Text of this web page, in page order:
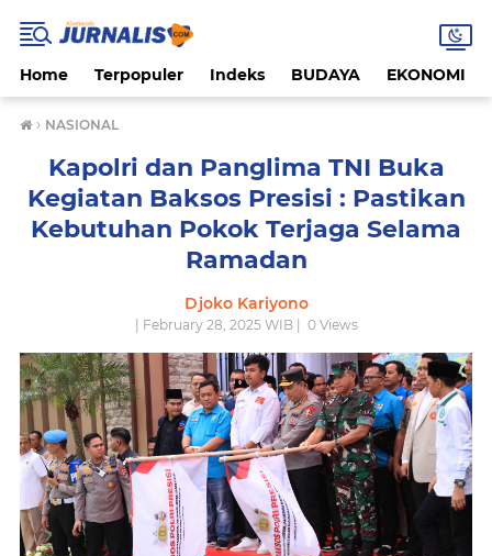
Home Terpopuler Indeks BUDAYA EKONOMI
› NASIONAL
Kapolri dan Panglima TNI Buka
Kegiatan Baksos Presisi : Pastikan
Kebutuhan Pokok Terjaga Selama
Ramadan
Djoko Kariyono
| February 28, 2025 WIB | 0Views